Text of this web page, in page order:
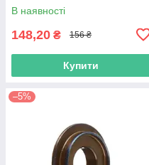
В наявності
148,20 ₴ 156 ₴
Купити
–5%